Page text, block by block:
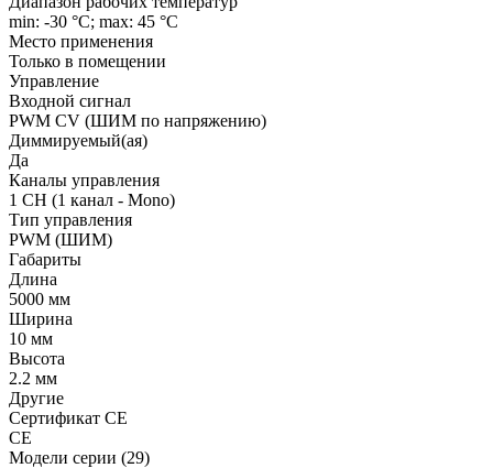
min: -30 °C; max: 45 °C
Место применения
Только в помещении
Управление
Входной сигнал
PWM СV (ШИМ по напряжению)
Диммируемый(ая)
Да
Каналы управления
1 CH (1 канал - Mono)
Тип управления
PWM (ШИМ)
Габариты
Длина
5000 мм
Ширина
10 мм
Высота
2.2 мм
Другие
Сертификат CE
CE
Модели серии (29)